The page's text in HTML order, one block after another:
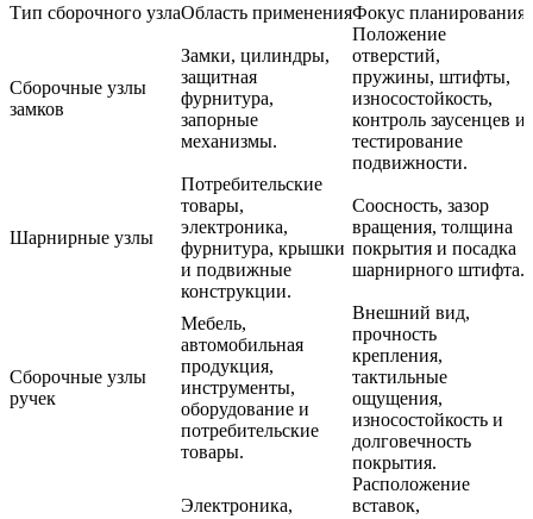
Тип сборочного узлаОбласть примененияФокус планирования
Сборочные узлы
замков
Замки, цилиндры,
защитная
фурнитура,
запорные
механизмы.
Положение
отверстий,
пружины, штифты,
износостойкость,
контроль заусенцев и
тестирование
подвижности.
Шарнирные узлы
Потребительские
товары,
электроника,
фурнитура, крышки
и подвижные
конструкции.
Соосность, зазор
вращения, толщина
покрытия и посадка
шарнирного штифта.
Сборочные узлы
ручек
Мебель,
автомобильная
продукция,
инструменты,
оборудование и
потребительские
товары.
Внешний вид,
прочность
крепления,
тактильные
ощущения,
износостойкость и
долговечность
покрытия.
Электроника,
Расположение
вставок,